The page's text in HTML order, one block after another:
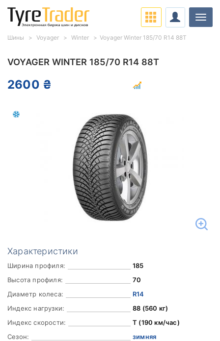
VOYAGER WINTER 185/70 R14 88T
2600 ₴
Характеристики
Ширина профиля:
185
Высота профиля:
70
Диаметр колеса:
R14
Индекс нагрузки:
88 (560 кг)
Индекс скорости:
T (190 км/час)
Сезон:
зимняя
Шины Voyager Winter Voyager Winter 185/70 R14 88T